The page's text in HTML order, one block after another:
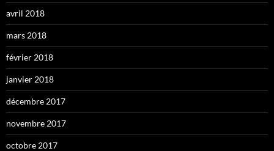
avril 2018
mars 2018
février 2018
janvier 2018
décembre 2017
novembre 2017
octobre 2017